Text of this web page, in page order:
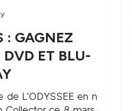
: GAGNEZ
DVD ET BLU-
de L’ODYSSEE en n